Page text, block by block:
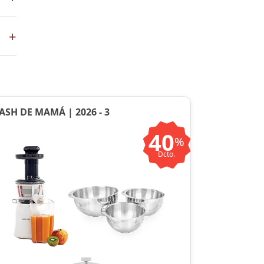
+
DE MAMÁ | 2026 - 3
40%
Dcto.